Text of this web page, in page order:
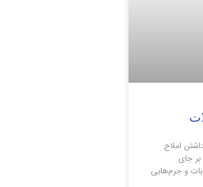
املاح
جای
و جرم‌هایی